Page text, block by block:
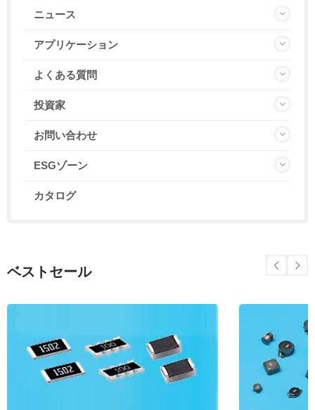
ニュース
アプリケーション
よくある質問
投資家
お問い合わせ
ESGゾーン
カタログ
ベストセール